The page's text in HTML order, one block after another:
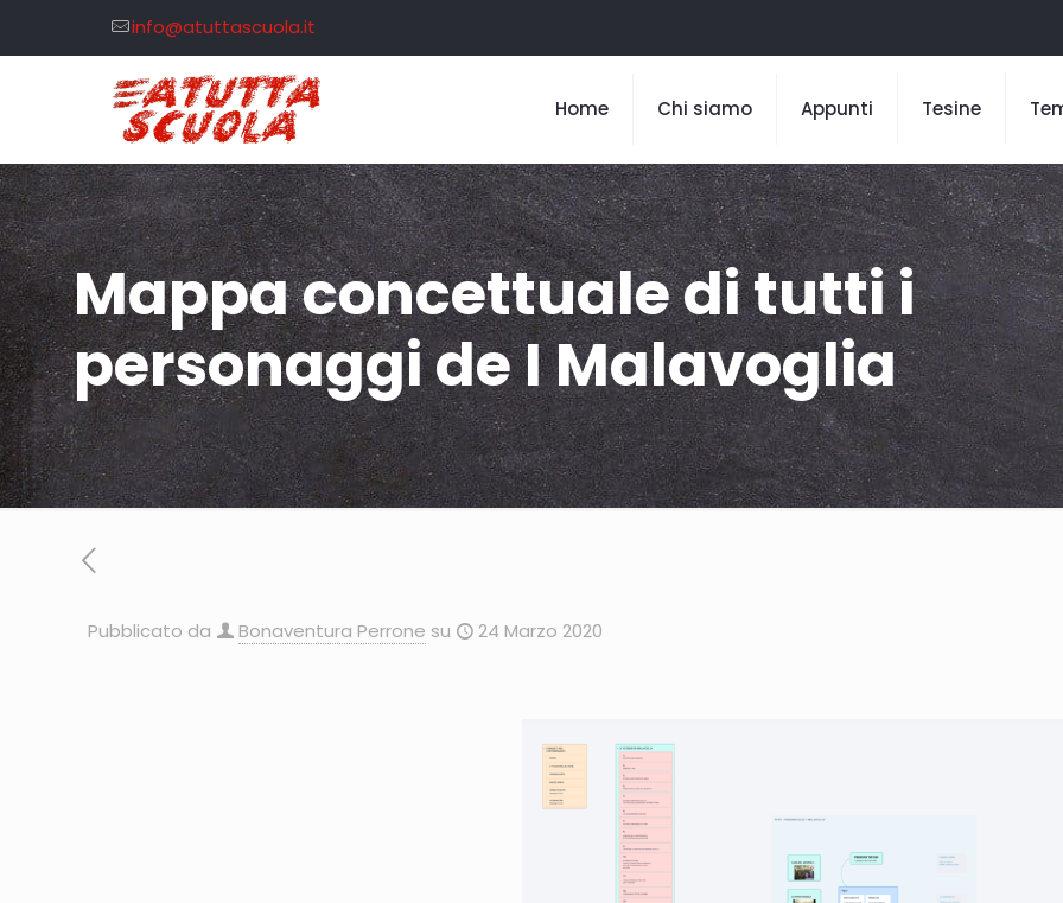
info@atuttascuola.it
Home Chi siamo Appunti Tesine
Mappa concettuale di tutti i
personaggi de I Malavoglia
Pubblicato da Bonaventura Perrone su 24 Marzo 2020